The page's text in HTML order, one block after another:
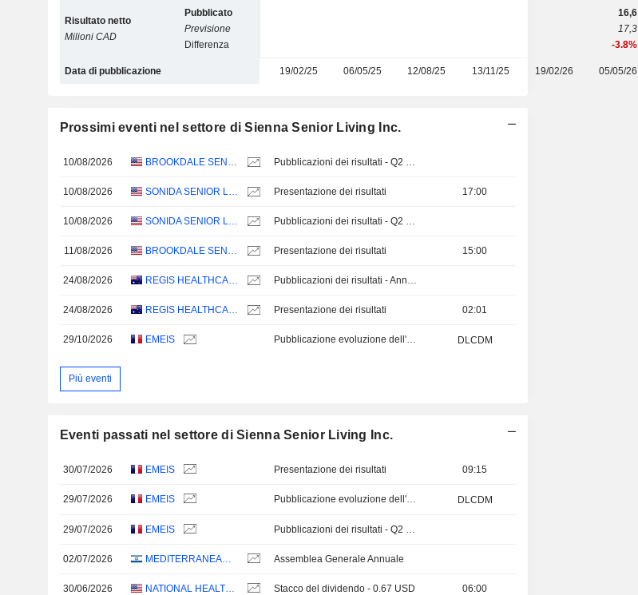
Risultato netto
Milioni CAD
Pubblicato
Previsione
Differenza
16,6
17,3
-3.8%
Data di pubblicazione 19/02/25 06/05/25 12/08/25 13/11/25 19/02/26 05/05/26
Prossimi eventi nel settore di Sienna Senior Living Inc.
10/08/2026 BROOKDALE SENIOR LIVING INC. Pubblicazioni dei risultati - Q2 2026
10/08/2026 SONIDA SENIOR LIVING, INC. Presentazione dei risultati 17:00
10/08/2026 SONIDA SENIOR LIVING, INC. Pubblicazioni dei risultati - Q2 2026
11/08/2026 BROOKDALE SENIOR LIVING INC. Presentazione dei risultati 15:00
24/08/2026 REGIS HEALTHCARE LIMITED Pubblicazioni dei risultati - Annuale 2026
24/08/2026 REGIS HEALTHCARE LIMITED Presentazione dei risultati 02:01
29/10/2026 EMEIS Pubblicazione evoluzione dell'attività - Q3 2026 DLCDM
Più eventi
Eventi passati nel settore di Sienna Senior Living Inc.
30/07/2026 EMEIS Presentazione dei risultati 09:15
29/07/2026 EMEIS DLCDM
29/07/2026 EMEIS
02/07/2026 Assemblea Generale Annuale
30/06/2026 Stacco del dividendo - 0.67 USD 06:00